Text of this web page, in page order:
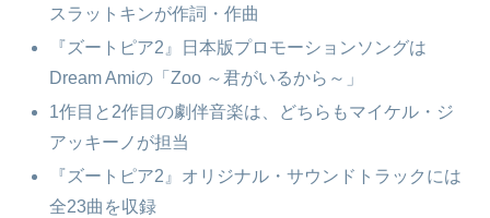
スラットキンが作詞・作曲
『ズートピア2』日本版プロモーションソングは
Dream Amiの「Zoo ～君がいるから～」
1作目と2作目の劇伴音楽は、どちらもマイケル・ジ
アッキーノが担当
『ズートピア2』オリジナル・サウンドトラックには
全23曲を収録